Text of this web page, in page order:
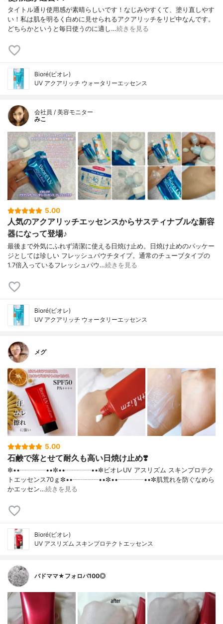
タイトル通り使用感が素晴らしいです！なじみやすくて、塗り直しやす
い！私は肌を明るく白めに見せられるアクアリッチをリピ中なんです。
どちらかというと毎日使うのに適し…続きを見る
Bioré(ビオレ)
UV アクアリッチ ウォータリーエッセンス
会社員 / 美容モニター
みこ
5.00
人気のアクアリッチエッセンスからサスティナブルな新容
器になって登場♪
最後まで外気にふれず清潔に使える日焼け止め。日焼け止めのパッケー
ジとしては珍しい フレッシュパウチタイプ。通常のチューブタイプの
1.7倍入っているフレッシュパウ…続きを見る
Bioré(ビオレ)
UV アクアリッチ ウォータリーエッセンス
メグ
5.00
石鹸で落とせて耐久も高い日焼け止め❣️
✼••┈┈┈┈••✼••┈┈┈┈••✼ビオレUV アスリズム スキンプロテク
トエッセンス70ｇ✼••┈┈┈┈••✼••┈┈┈┈••✼肌荒れを防ぐなめら
かエッセン…続きを見る
Bioré(ビオレ)
UV アスリズム スキンプロテクトエッセンス
バドママ★フォロバ100◎